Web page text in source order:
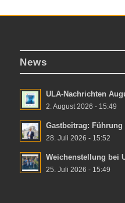
News
ULA-Nachrichten
2. August 2026 - 15:49
Gastbeitrag:
28. Juli 2026 - 15:52
Weichenstellung bei
25. Juli 2026 - 15:49